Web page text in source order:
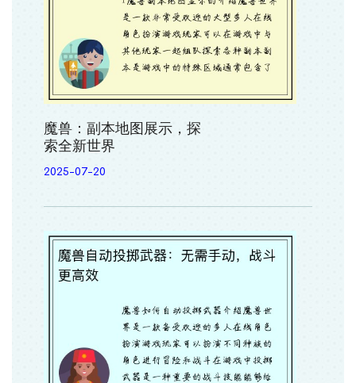
魔兽：副本地图展示，探
索全新世界
2025-07-20